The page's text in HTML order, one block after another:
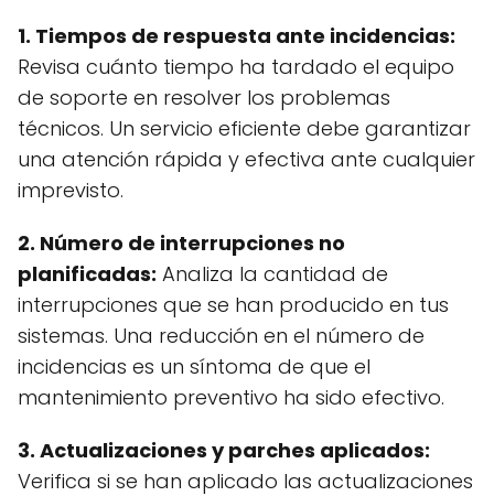
1. Tiempos de respuesta ante incidencias:
Revisa cuánto tiempo ha tardado el equipo
de soporte en resolver los problemas
técnicos. Un servicio eficiente debe garantizar
una atención rápida y efectiva ante cualquier
imprevisto.
2. Número de interrupciones no
planificadas: Analiza la cantidad de
interrupciones que se han producido en tus
sistemas. Una reducción en el número de
incidencias es un síntoma de que el
mantenimiento preventivo ha sido efectivo.
3. Actualizaciones y parches aplicados:
Verifica si se han aplicado las actualizaciones